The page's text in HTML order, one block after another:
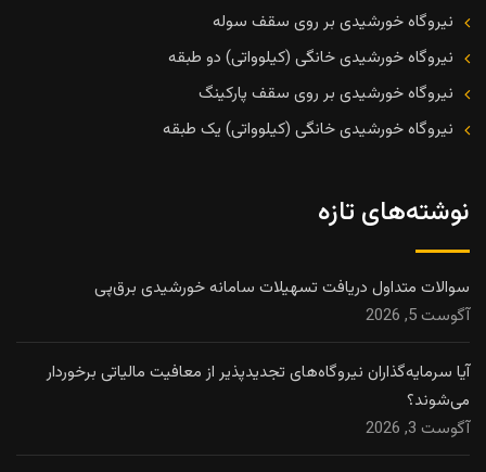
نیروگاه خورشیدی بر روی سقف سوله
نیروگاه خورشیدی خانگی (کیلوواتی) دو طبقه
نیروگاه خورشیدی بر روی سقف پارکینگ
نیروگاه خورشیدی خانگی (کیلوواتی) یک طبقه
نوشته‌های تازه
سوالات متداول دریافت تسهیلات سامانه خورشیدی برق‌پی
آگوست 5, 2026
آیا سرمایه‌گذاران نیروگاه‌های تجدیدپذیر از معافیت مالیاتی برخوردار
می‌شوند؟
آگوست 3, 2026